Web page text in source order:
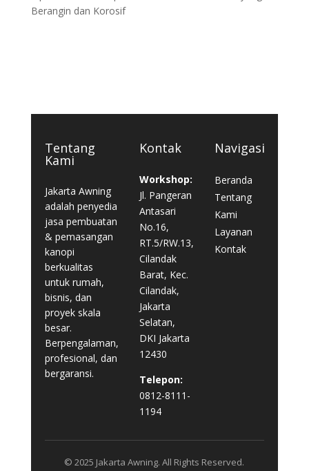
Berangin dan Korosif
Tentang
Kami
Jakarta Awning
adalah penyedia
jasa pembuatan
& pemasangan
kanopi
berkualitas
untuk rumah,
bisnis, dan
proyek skala
besar.
Berpengalaman,
profesional, dan
bergaransi.
Kontak
Workshop:
Jl. Pangeran
Antasari
No.16,
RT.5/RW.13,
Cilandak
Barat, Kec.
Cilandak,
Jakarta
Selatan,
DKI Jakarta
12430
Telepon:
0812-8111-
1194
Navigasi
Beranda
Tentang
Kami
Layanan
Kontak
© 2025 Jakarta Awning. All Rights Reserved.